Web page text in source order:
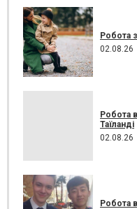
Робота
02.08.26
Робота
Таїланді
02.08.26
Робота